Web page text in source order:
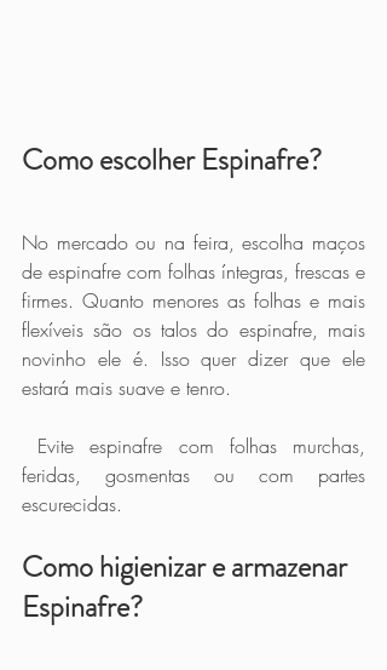
Como escolher Espinafre?
No mercado ou na feira, escolha maços
de espinafre com folhas íntegras, frescas e
firmes. Quanto menores as folhas e mais
flexíveis são os talos do espinafre, mais
novinho ele é. Isso quer dizer que ele
estará mais suave e tenro.
feridas, gosmentas ou com partes
escurecidas.
Como higienizar e armazenar
Espinafre?